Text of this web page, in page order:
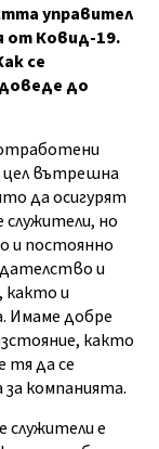
управител
от Ковид-19.
се
до
отработени
цел вътрешна
да осигурят
но
и постоянно
и
както и
Имаме добре
както
тя да се
компанията.
е